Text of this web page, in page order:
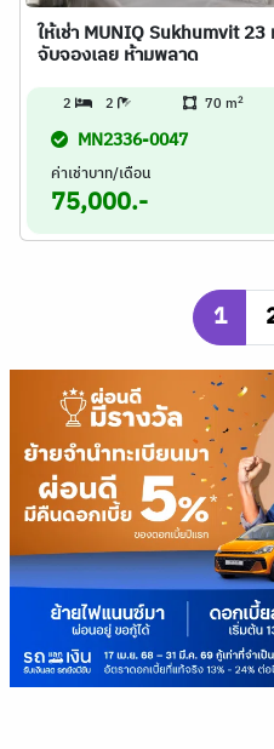
ให้เช่า MUNIQ Sukhumvit
จับจองเลย ห้ามพลาด
2 2 70 m2
MN2336-0047
ค่าเช่าบาท/เดือน
75,000.-
1